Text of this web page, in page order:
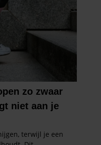
combineren met andere
of die ze hebben
van hun services. U
als u onze website blijft